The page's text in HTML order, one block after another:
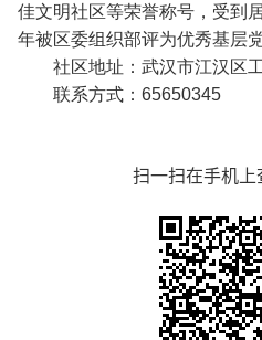
佳文明社区等荣誉称号，受到
年被区委组织部评为优秀基层党
社区地址： 武汉市江汉区
联系方式：65650345
扫一扫在手机